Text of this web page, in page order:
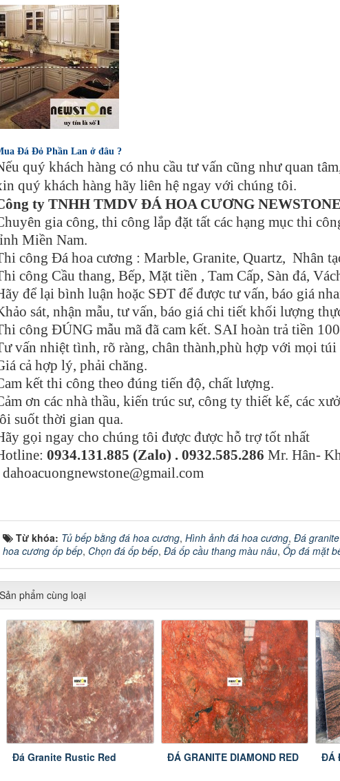
Đá Đỏ Phần Lan ở đâu ?
quý khách hàng có nhu cầu tư vấn cũng như quan
quý khách hàng hãy liên hệ ngay với chúng tôi.
ty TNHH TMDV ĐÁ HOA CƯƠNG NEWSTONE
gia công, thi công lắp đặt tất các hạng mục thi
Miền Nam.
công Đá hoa cương : Marble, Granite, Quartz, Nhân
công Cầu thang, Bếp, Mặt tiền , Tam Cấp, Sàn đá,
để lại bình luận hoặc SĐT để được tư vấn, báo giá
sát, nhận mẫu, tư vấn, báo giá chi tiết khối lượng
công ĐÚNG mẫu mã đã cam kết. SAI hoàn trả tiền
vấn nhiệt tình, rõ ràng, chân thành,phù hợp với mọi túi
cả hợp lý, phải chăng.
kết thi công theo đúng tiến độ, chất lượng.
ơn các nhà thầu, kiến trúc sư, công ty thiết kế, các
suốt thời gian qua.
gọi ngay cho chúng tôi được được hỗ trợ tốt nhất
0934.131.885 (Zalo) . 0932.585.286 Mr. Hân-
dahoacuongnewstone@gmail.com
Từ khóa: Tủ bếp bằng đá hoa cương, Hình ảnh đá hoa cương, Đá
hoa cương ốp bếp, Chọn đá ốp bếp, Đá ốp cầu thang màu nâu, Ốp đá mặt
Sản phẩm cùng loại
Đá Granite Rustic Red ĐÁ GRANITE DIAMOND RED ĐÁ